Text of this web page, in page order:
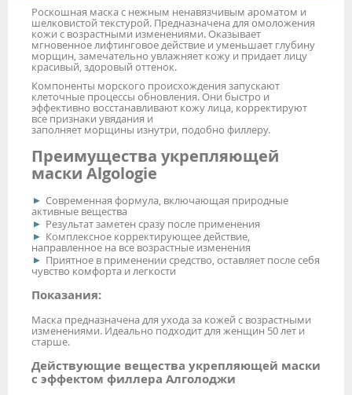
Роскошная маска с нежным ненавязчивым ароматом и
шелковистой текстурой. Предназначена для омоложения
кожи с возрастными изменениями. Оказывает
мгновенное лифтинговое действие и уменьшает глубину
морщин, замечательно увлажняет кожу и придает лицу
красивый, здоровый оттенок.
Компоненты морского происхождения запускают
клеточные процессы обновления. Они быстро и
эффективно восстанавливают кожу лица, корректируют
все признаки увядания и
заполняет морщины изнутри, подобно филлеру.
Преимущества укрепляющей
маски Algologie
Современная формула, включающая природные
активные вещества
Результат заметен сразу после применения
Комплексное корректирующее действие,
направленное на все возрастные изменения
Приятное в применении средство, оставляет после себя
чувство комфорта и легкости
Показания:
Маска предназначена для ухода за кожей с возрастными
изменениями. Идеально подходит для женщин 50 лет и
старше.
Действующие вещества укрепляющей маски
с эффектом филлера Алголоджи